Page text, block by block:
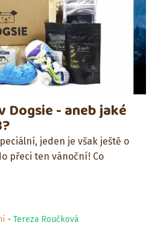
Dogsie - aneb jaké
jeden je však ještě o
přeci ten vánoční! Co
Tereza Roučková